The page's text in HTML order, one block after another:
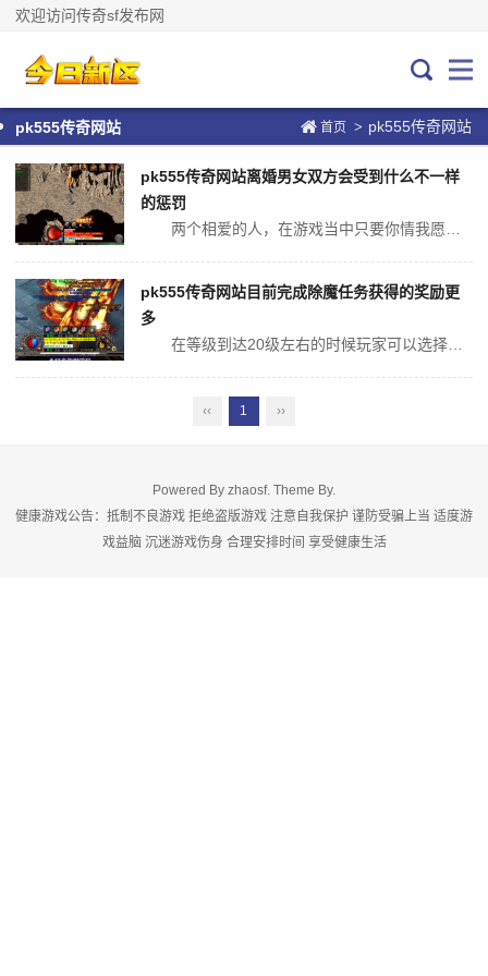
欢迎访问传奇sf发布网
首页 > pk555传奇网站
pk555传奇网站
pk555传奇网站离婚男女双方会受到什么不一样
的惩罚
pk555传奇网站目前完成除魔任务获得的奖励更
多
‹‹ 1 ››
Powered By zhaosf. Theme By.
健康游戏公告：抵制不良游戏 拒绝盗版游戏 注意自我保护 谨防受骗上当 适度游
戏益脑 沉迷游戏伤身 合理安排时间 享受健康生活